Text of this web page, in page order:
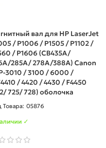
вал для HP LaserJet
/ P1006 / P1505 / P1102 /
/ P1606 (CB435A/
285A/ 278A/388A) Canon
3010 / 3100 / 6000 /
/ 4420 / 4430 / F4450
725/ 728) оболочка
05876
✓